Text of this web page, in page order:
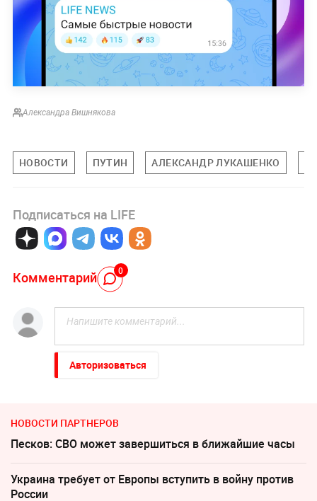
Александра Вишнякова
НОВОСТИ ПУТИН АЛЕКСАНДР ЛУКАШЕНКО
Подписаться на LIFE
Комментарий 0
Авторизоваться
НОВОСТИ ПАРТНЕРОВ
Песков: СВО может завершиться в ближайшие часы
Украина требует от Европы вступить в войну против
России